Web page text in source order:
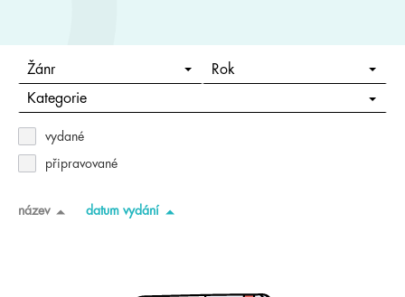
Žánr Rok
Kategorie
vydané
připravované
název datum vydání